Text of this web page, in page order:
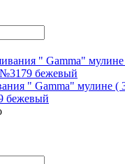
" Gamma" мулине (
бежевый